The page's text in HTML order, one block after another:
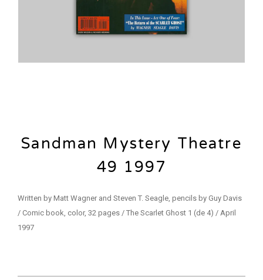
Sandman Mystery Theatre
49 1997
Written by Matt Wagner and Steven T. Seagle, pencils by Guy Davis
/ Comic book, color, 32 pages / The Scarlet Ghost 1 (de 4) / April
1997